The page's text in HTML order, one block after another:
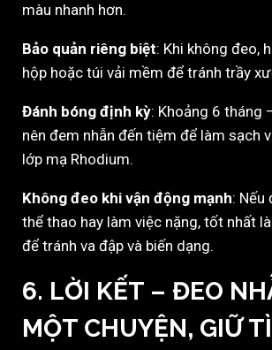
màu nhanh hơn.
Bảo quản riêng biệt: Khi không đeo,
hộp hoặc túi vải mềm để tránh trầy
Đánh bóng định kỳ: Khoảng 6 tháng
nên đem nhẫn đến tiệm để làm sạch
lớp mạ Rhodium.
Không đeo khi vận động mạnh: Nếu
thể thao hay làm việc nặng, tốt nhất
để tránh va đập và biến dạng.
6. LỜI KẾT – ĐEO
MỘT CHUYỆN, GIỮ